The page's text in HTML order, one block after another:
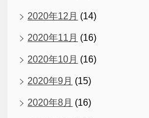
2020年12月 (14)
2020年11月 (16)
2020年10月 (16)
2020年9月 (15)
2020年8月 (16)